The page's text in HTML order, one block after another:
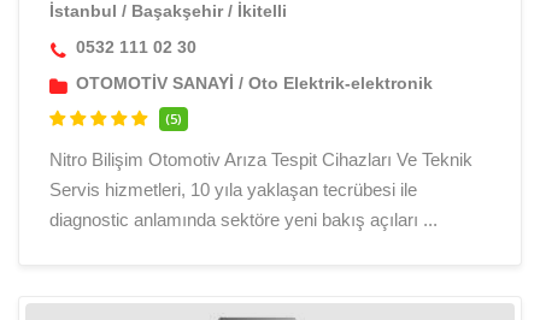
İstanbul / Başakşehir/ İkitelli
0532 111 02 30
OTOMOTİV SANAYİ / Oto Elektrik-elektronik
(5)
Nitro Bilişim Otomotiv Arıza Tespit Cihazları Ve Teknik
Servis hizmetleri, 10 yıla yaklaşan tecrübesi ile
diagnostic anlamında sektöre yeni bakış açıları ...